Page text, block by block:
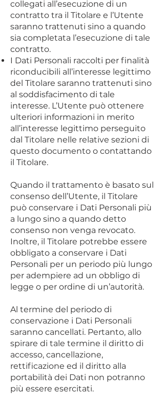
collegati all’esecuzione di un
contratto tra il Titolare e l’Utente
saranno trattenuti sino a quando
sia completata l’esecuzione di tale
contratto.
I Dati Personali raccolti per finalità
riconducibili all’interesse legittimo
del Titolare saranno trattenuti sino
al soddisfacimento di tale
interesse. L’Utente può ottenere
ulteriori informazioni in merito
all’interesse legittimo perseguito
dal Titolare nelle relative sezioni di
questo documento o contattando
il Titolare.
Quando il trattamento è basato sul
consenso dell’Utente, il Titolare
può conservare i Dati Personali più
a lungo sino a quando detto
consenso non venga revocato.
Inoltre, il Titolare potrebbe essere
obbligato a conservare i Dati
Personali per un periodo più lungo
per adempiere ad un obbligo di
legge o per ordine di un’autorità.
Al termine del periodo di
conservazione i Dati Personali
saranno cancellati. Pertanto, allo
spirare di tale termine il diritto di
accesso, cancellazione,
rettificazione ed il diritto alla
portabilità dei Dati non potranno
più essere esercitati.